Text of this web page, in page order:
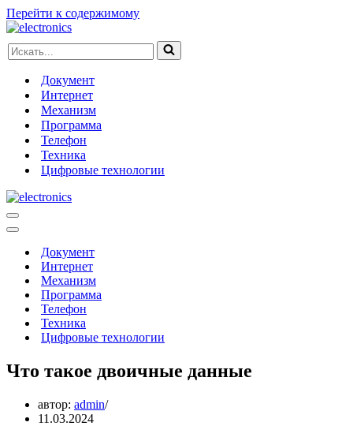
Перейти к содержимому
Искать...
Документ
Интернет
Механизм
Программа
Телефон
Техника
Цифровые технологии
Меню
навигации
Меню
навигацииДокумент
Интернет
Механизм
Программа
Телефон
Техника
Цифровые технологии
Что такое двоичные данные
автор: admin
11.03.2024